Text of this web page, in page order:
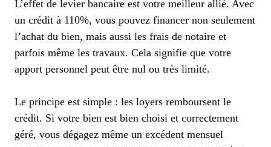
L’effet de levier bancaire est votre meilleur allié. Avec
un crédit à 110%, vous pouvez financer non seulement
l’achat du bien, mais aussi les frais de notaire et
parfois même les travaux. Cela signifie que votre
apport personnel peut être nul ou très limité.
Le principe est simple : les loyers remboursent le
crédit. Si votre bien est bien choisi et correctement
géré, vous dégagez même un excédent mensuel